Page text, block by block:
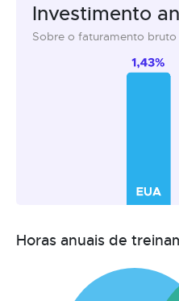
Investimento
Sobre o faturamento
Horas anuais de